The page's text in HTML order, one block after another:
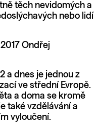
těch nevidomých a
nebo lidí
Ondřej
a dnes je jednou z
ve střední Evropě.
a doma se kromě
také vzdělávání a
vyloučení.